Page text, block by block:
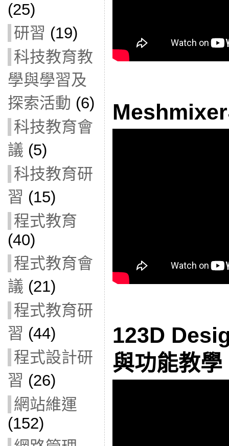
(25)
研習 (19)
科技教育教
學與學習及
探索活動 (6)
科技教育會
議 (5)
科技教育研
習 (15)
程式教育
(40)
程式教育會
議 (21)
程式教育研
習 (44)
程式設計研
習 (26)
網站維運
(152)
123D
與功能教學